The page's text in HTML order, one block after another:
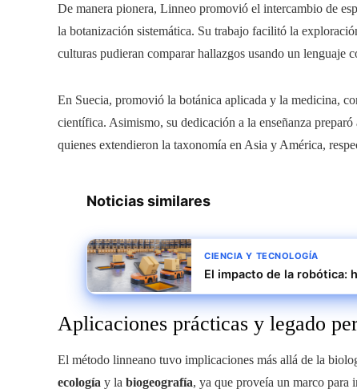
De manera pionera, Linneo promovió el intercambio de
la botanización sistemática. Su trabajo facilitó la
culturas pudieran comparar hallazgos usando un lenguaje
En Suecia, promovió la botánica aplicada y la medicina,
científica. Asimismo, su dedicación a la enseñanza
quienes extendieron la taxonomía en Asia y América,
Noticias similares
CIENCIA Y TECNOLOGÍA
El impacto de la robótica:
Aplicaciones prácticas y legado
El método linneano tuvo implicaciones más allá de la
ecología y la biogeografía, ya que proveía un marco para